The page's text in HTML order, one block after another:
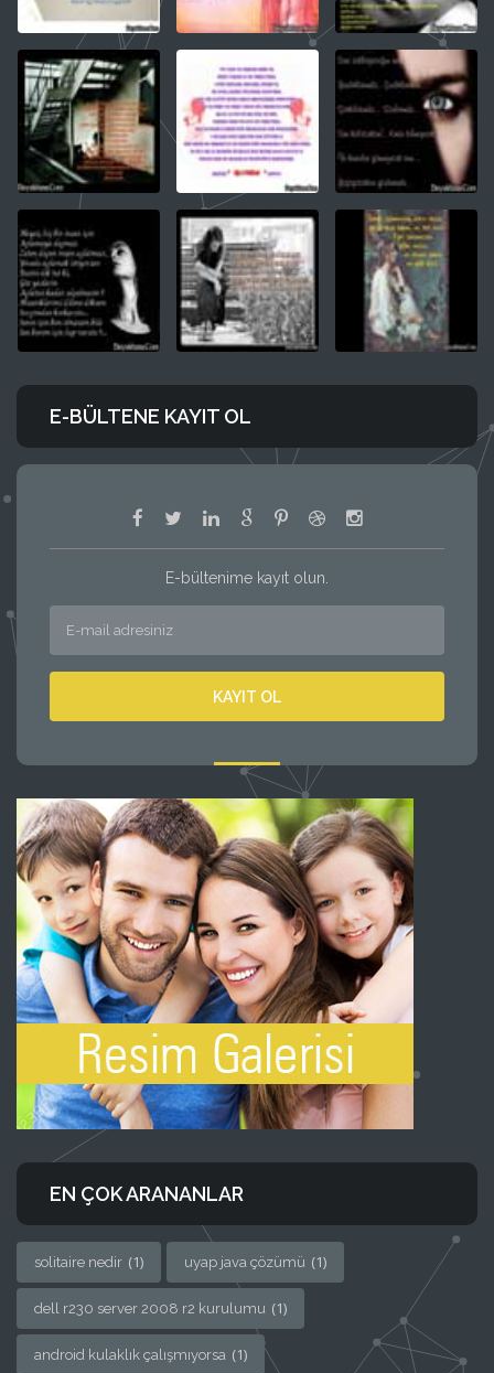
E-BÜLTENE KAYIT OL
E-bültenime kayıt olun.
EN ÇOK ARANANLAR
solitaire nedir (1) uyap java çözümü (1)
dell r230 server 2008 r2 kurulumu (1)
android kulaklık çalışmıyorsa (1)